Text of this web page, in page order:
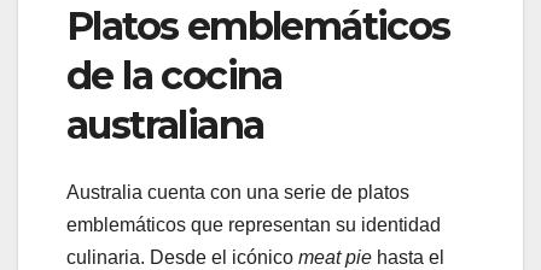
Platos emblemáticos
de la cocina
australiana
Australia cuenta con una serie de platos
emblemáticos que representan su identidad
culinaria. Desde el icónico meat pie hasta el